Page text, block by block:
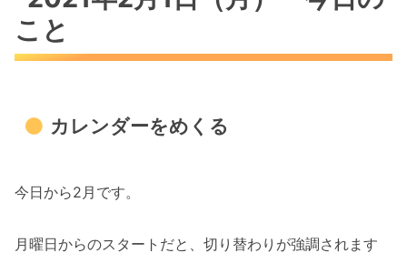
こと
カレンダーをめくる
今日から2月です。
月曜日からのスタートだと、切り替わりが強調されます